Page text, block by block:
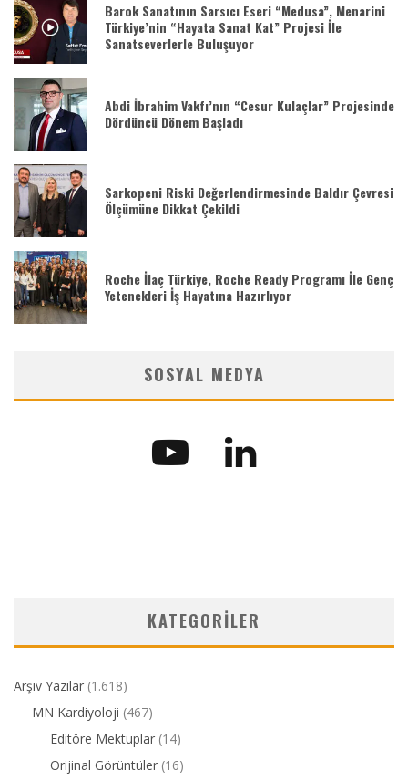
Barok Sanatının Sarsıcı Eseri “Medusa”, Menarini
Türkiye’nin “Hayata Sanat Kat” Projesi İle
Sanatseverlerle Buluşuyor
Abdi İbrahim Vakfı’nın “Cesur Kulaçlar” Projesinde
Dördüncü Dönem Başladı
Sarkopeni Riski Değerlendirmesinde Baldır Çevresi
Ölçümüne Dikkat Çekildi
Roche İlaç Türkiye, Roche Ready Programı İle Genç
Yetenekleri İş Hayatına Hazırlıyor
SOSYAL MEDYA
KATEGORILER
Arşiv Yazılar (1.618)
MN Kardiyoloji (467)
Editöre Mektuplar (14)
Orijinal Görüntüler (16)